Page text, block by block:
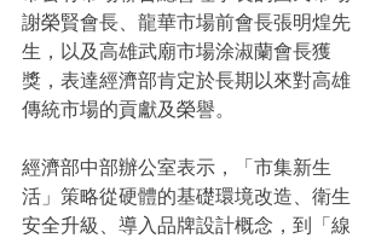
謝榮賢會長、龍華市場前會長張明煌先
生，以及高雄武廟市場涂淑蘭會長獲
獎，表達經濟部肯定於長期以來對高雄
傳統市場的貢獻及榮譽。
經濟部中部辦公室表示，「市集新生
活」策略從硬體的基礎環境改造、衛生
安全升級、導入品牌設計概念，到「線